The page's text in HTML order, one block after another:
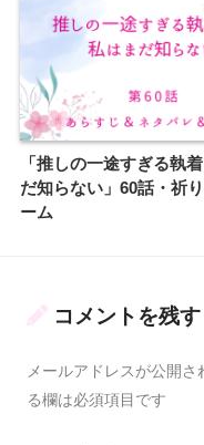
「推しの一途すぎる執
だ知らない」60話・祈
ーム
コメントを残す
メールアドレスが公開さ
る欄は必須項目です